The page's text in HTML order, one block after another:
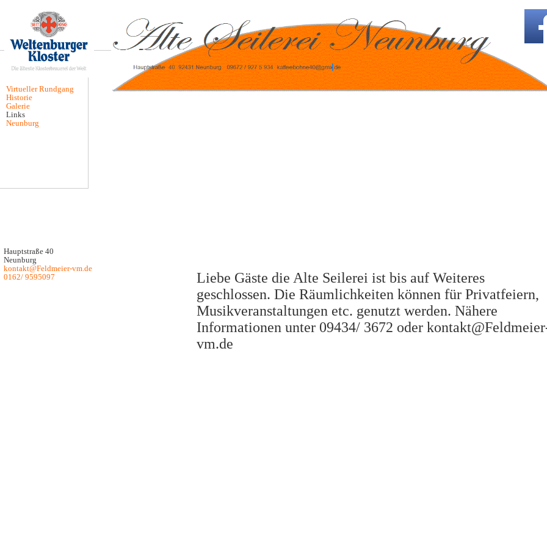
Startseite
Virtueller Rundgang
Historie
Galerie
Links
Neunburg
Hauptstraße 40
Neunburg
kontakt@Feldmeier-vm.de
0162/ 9595097
Liebe Gäste die Alte Seilerei ist bis auf Weiteres
geschlossen. Die Räumlichkeiten können für Privatfeiern,
Musikveranstaltungen etc. genutzt werden. Nähere
Informationen unter 09434/ 3672 oder
vm.de